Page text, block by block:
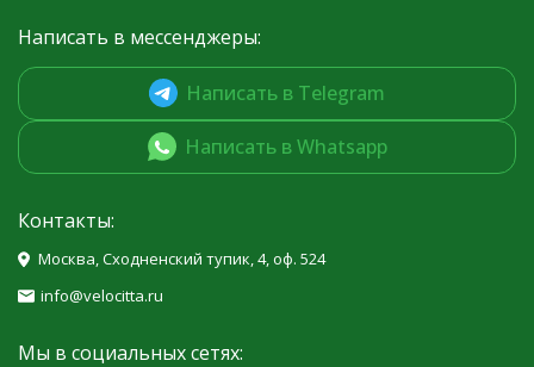
Написать в мессенджеры:
Написать в Telegram
Написать в Whatsapp
Контакты:
Москва, Сходненский тупик, 4, оф. 524
info@velocitta.ru
Мы в социальных сетях: